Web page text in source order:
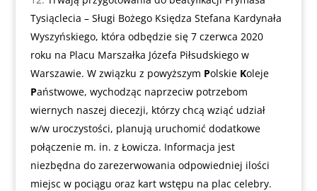
Tysiąclecia – Sługi Bożego Księdza Stefana Kardynała
Wyszyńskiego, która odbędzie się 7 czerwca 2020
roku na Placu Marszałka Józefa Piłsudskiego w
Warszawie. W związku z powyższym Polskie Koleje
Państwowe, wychodząc naprzeciw potrzebom
wiernych naszej diecezji, którzy chcą wziąć udział
w/w uroczystości, planują uruchomić dodatkowe
połączenie m. in. z Łowicza. Informacja jest
niezbędna do zarezerwowania odpowiedniej ilości
miejsc w pociągu oraz kart wstępu na plac celebry.